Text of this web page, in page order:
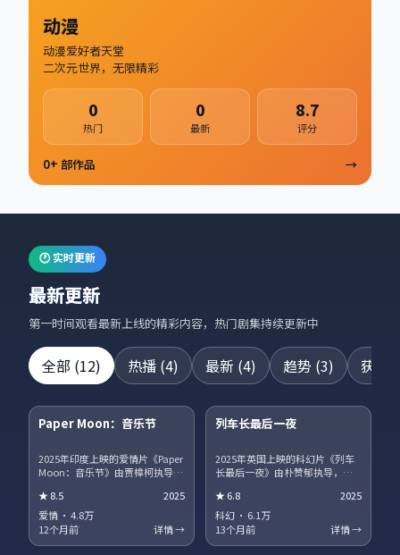
动漫
动漫爱好者天堂
二次元世界，无限精彩
0
热门
0
最新
8.7
评分
0+ 部作品 →
🕐 实时更新
最新更新
第一时间观看最新上线的精彩内容，热门剧集持续更新中
全部 (12) 热播 (4) 最新 (4) 趋势 (3) 获奖
热播
Paper Moon：音乐节
2025年印度上映的爱情片《Paper
Moon：音乐节》由贾樟柯执导，
领衔主演。职场与理想冲突被细
腻呈现，配角群像同样出彩。片
尾彩蛋值得留意，与世界观其他
作品存在联动。
★8.5
2025
爱情 · 4.8万
12个月前
详情 →
NEW
列车长最后一夜
2025年英国上映的科幻片《列车
长最后一夜》由朴赞郁执导，蒂
腾领衔主演。影片聚焦小人物在
时代洪流中的抉择，细节写实，
人物弧光完整。剧情信息含剧透
保护，建议先观看正片再浏览讨
★6.8
2025
科幻 · 6.1万
13个月前
详情 →
15集全 45集全